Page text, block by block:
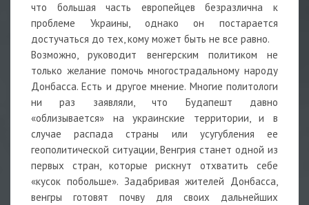
что большая часть европейцев безразлична к
проблеме Украины, однако он постарается
достучаться до тех, кому может быть не все равно.
Возможно, руководит венгерским политиком не
только желание помочь многострадальному народу
Донбасса. Есть и другое мнение. Многие политологи
ни раз заявляли, что Будапешт давно
«облизывается» на украинские территории, и в
случае распада страны или усугубления ее
геополитической ситуации, Венгрия станет одной из
первых стран, которые рискнут отхватить себе
«кусок побольше». Задабривая жителей Донбасса,
венгры готовят почву для своих дальнейших